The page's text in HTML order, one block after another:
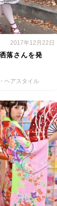
2017年12月22日
落さんを発
ヘアスタイル